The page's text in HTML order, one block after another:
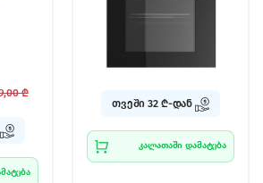
₾
თვეში 32 ₾-დან
კალათაში დამატება